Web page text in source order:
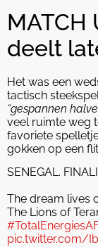
MATCH
deelt
Het was een
tactisch
“gespannen
veel ruimte weg
favoriete
gokken op een
SENEGAL.
The dream lives
The Lions of
pic.twitter.com/